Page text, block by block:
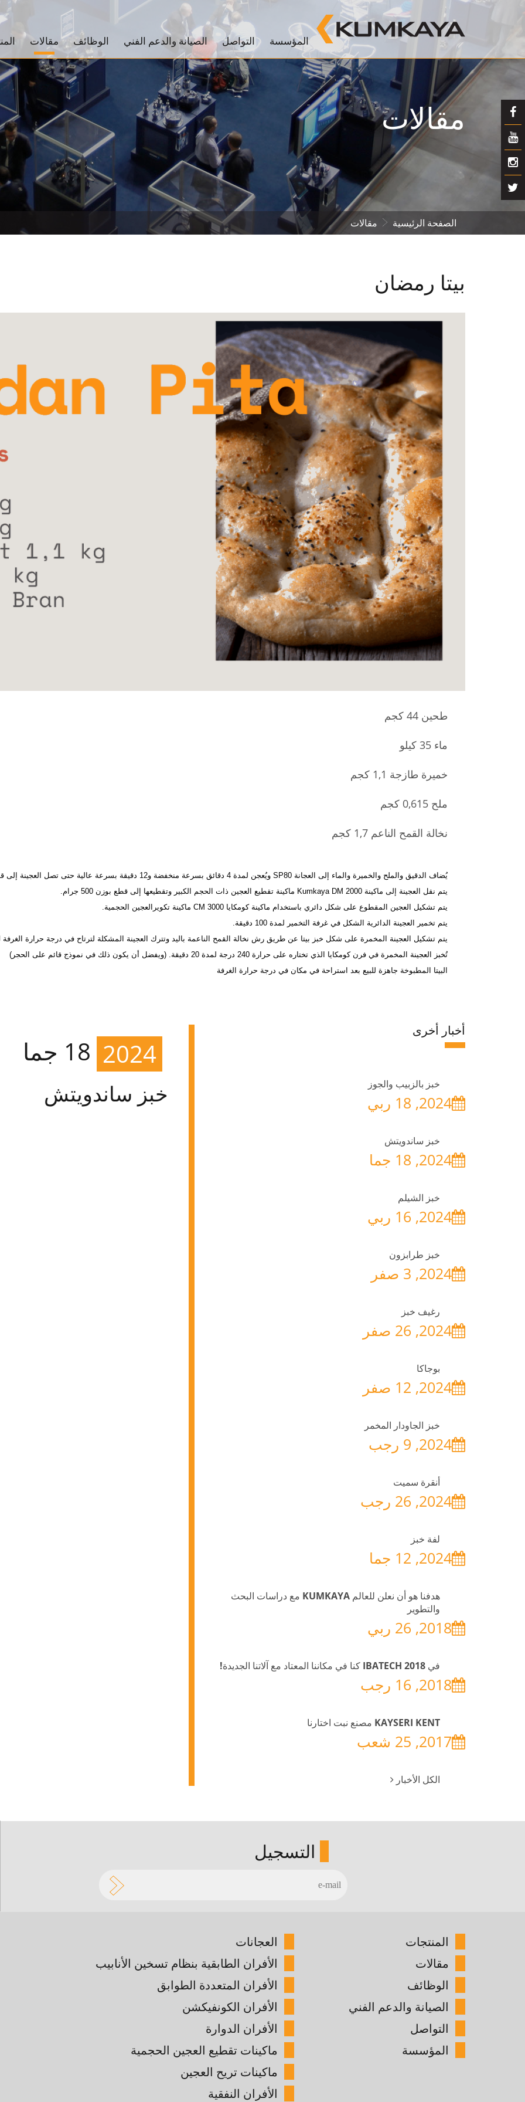
مقالات الوظائف الصيانة والدعم الفني التواصل المؤسسة
مقالات
الصفحة الرئيسية مقالات
بيتا رمضان
طحين 44 كجم
ماء 35 كيلو
خميرة طازجة 1,1 كجم
ملح 0,615 كجم
نخالة القمح الناعم 1,7 كجم
يُضاف الدقيق والملح والخميرة والماء إلى العجانة SP80 ويُعجن لمدة 4 دقائق بسرعة منخفضة و12 دقيقة بسرعة عالية حتى تصل العجينة إلى قوام متجانس.
يتم نقل العجينة إلى ماكينة Kumkaya DM 2000 ماكينة تقطيع العجين ذات الحجم الكبير وتقطيعها إلى قطع بوزن 500 جرام.
يتم تشكيل العجين المقطوع على شكل دائري باستخدام ماكينة كومكايا CM 3000 ماكينة تكويرالعجين الحجمية.
يتم تخمير العجينة الدائرية الشكل في غرفة التخمير لمدة 100 دقيقة.
يتم تشكيل العجينة المخمرة على شكل خبز بيتا عن طريق رش نخالة القمح الناعمة باليد وتترك العجينة المشكلة لترتاح في درجة حرارة الغرفة لمدة 20-25
تُخبز العجينة المخمرة في فرن كومكايا الذي تختاره على حرارة 240 درجة لمدة 20 دقيقة. (ويفضل أن يكون ذلك في نموذج قائم على الحجر)
البيتا المطبوخة جاهزة للبيع بعد استراحة في مكان في درجة حرارة الغرفة
2024
خبز ساندويتش الشيلم
أخبار أخرى
خبز بالزبيب والجوز
2024, 18 ربي
خبز ساندويتش
2024, 18 جما
خبز الشيلم
2024, 16 ربي
خبز طرابزون
2024, 3 صفر
رغيف خبز
2024, 26 صفر
بوجاكا
2024, 12 صفر
خبز الجاودار المخمر
2024, 9 رجب
أنقرة سميت
2024, 26 رجب
لفة خبز
2024, 12 جما
هدفنا هو أن نعلن للعالم KUMKAYA مع دراسات البحث
والتطوير
2018, 26 ربي
في IBATECH 2018 كنا في مكاننا المعتاد مع آلاتنا الجديدة!
2018, 16 رجب
KAYSERI KENT مصنع نبت اختارنا
2017, 25 شعب
الكل الأخبار
التسجيل
المنتجات
مقالات
الوظائف
الصيانة والدعم الفني
التواصل
المؤسسة
العجانات
الأفران الطابقية بنظام تسخين الأنابيب
الأفران المتعددة الطوابق
الأفران الكونفيكشن
الأفران الدوارة
ماكينات تقطيع العجين الحجمية
ماكينات تريح العجين
الأفران النفقية